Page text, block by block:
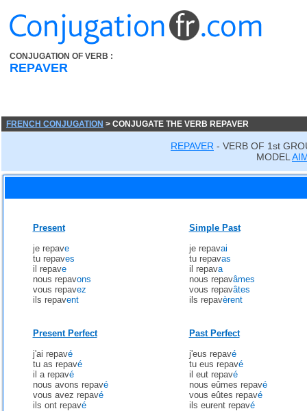
CONJUGATION OF VERB :
REPAVER
FRENCH CONJUGATION > CONJUGATE THE VERB REPAVER
REPAVER - VERB OF 1st
MODEL
Present
je repave
tu repaves
il repave
nous repavons
vous repavez
ils repavent
Simple Past
je repavai
tu repavas
il repava
nous repavâmes
vous repavâtes
ils repavèrent
Present Perfect
j'ai repavé
tu as repavé
il a repavé
nous avons repavé
vous avez repavé
ils ont repavé
Past Perfect
j'eus repavé
tu eus repavé
il eut repavé
nous eûmes repavé
vous eûtes repavé
ils eurent repavé